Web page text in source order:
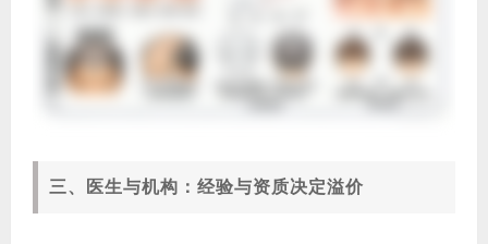
三、医生与机构：经验与资质决定溢价